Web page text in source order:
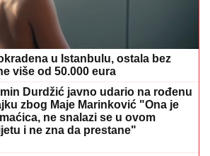
u Istanbulu, ostala bez
više od 50.000 eura
Durdžić javno udario na rođenu
zbog Maje Marinković "Ona je
ne snalazi se u ovom
i ne zna da prestane"